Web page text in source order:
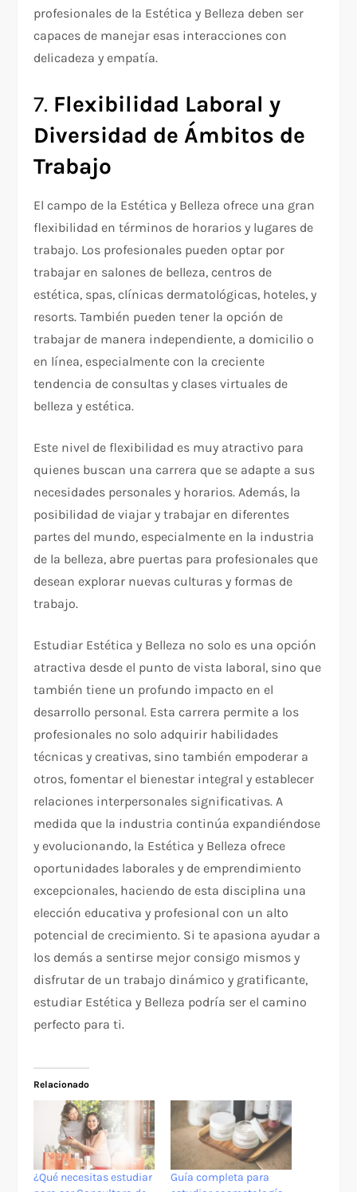
profesionales de la Estética y Belleza deben ser
capaces de manejar esas interacciones con
delicadeza y empatía.
7. Flexibilidad Laboral y
Diversidad de Ámbitos de
Trabajo
El campo de la Estética y Belleza ofrece una gran
flexibilidad en términos de horarios y lugares de
trabajo. Los profesionales pueden optar por
trabajar en salones de belleza, centros de
estética, spas, clínicas dermatológicas, hoteles, y
resorts. También pueden tener la opción de
trabajar de manera independiente, a domicilio o
en línea, especialmente con la creciente
tendencia de consultas y clases virtuales de
belleza y estética.
Este nivel de flexibilidad es muy atractivo para
quienes buscan una carrera que se adapte a sus
necesidades personales y horarios. Además, la
posibilidad de viajar y trabajar en diferentes
partes del mundo, especialmente en la industria
de la belleza, abre puertas para profesionales que
desean explorar nuevas culturas y formas de
trabajo.
Estudiar Estética y Belleza no solo es una opción
atractiva desde el punto de vista laboral, sino que
también tiene un profundo impacto en el
desarrollo personal. Esta carrera permite a los
profesionales no solo adquirir habilidades
técnicas y creativas, sino también empoderar a
otros, fomentar el bienestar integral y establecer
relaciones interpersonales significativas. A
medida que la industria continúa expandiéndose
y evolucionando, la Estética y Belleza ofrece
oportunidades laborales y de emprendimiento
excepcionales, haciendo de esta disciplina una
elección educativa y profesional con un alto
potencial de crecimiento. Si te apasiona ayudar a
los demás a sentirse mejor consigo mismos y
disfrutar de un trabajo dinámico y gratificante,
estudiar Estética y Belleza podría ser el camino
perfecto para ti.
Relacionado
¿Qué necesitas estudiar
Guía completa para